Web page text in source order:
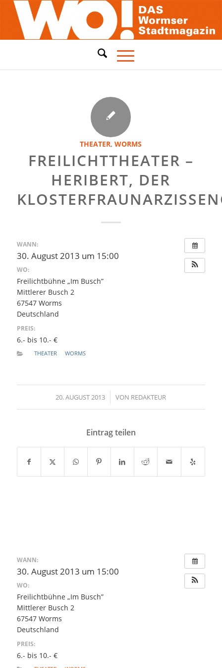
THEATER,WORMS
FREILICHTTHEATER –
HERIBERT, DER
WANN:
30. August 2013 um 15:00
WO:
Freilichtbühne „Im Busch”
Mittlerer Busch 2
67547 Worms
Deutschland
PREIS:
6.- bis 10.- €
THEATER WORMS
20. AUGUST 2013
/ VON REDAKTEUR
Eintrag teilen
WANN:
30. August 2013 um 15:00
WO:
Freilichtbühne „Im Busch”
Mittlerer Busch 2
67547 Worms
Deutschland
PREIS:
6.- bis 10.- €